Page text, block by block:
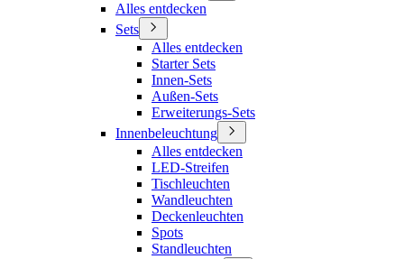
Alles entdecken
Sets
Alles entdecken
Starter Sets
Innen-Sets
Außen-Sets
Erweiterungs-Sets
Innenbeleuchtung
Alles entdecken
LED-Streifen
Tischleuchten
Wandleuchten
Deckenleuchten
Spots
Standleuchten